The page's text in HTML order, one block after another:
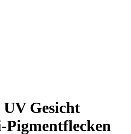
Gesicht
Pigmentflecken